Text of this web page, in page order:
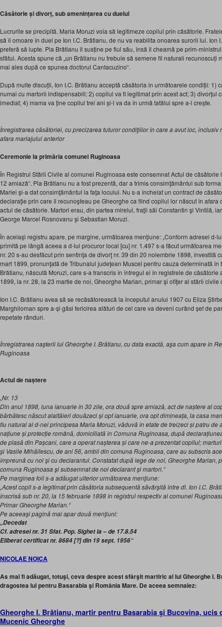
Căsătorie și divorț, sub amenințarea cu duelul
Lucrurile se precipită. Maria Moruzi voia să legitimeze copilul prin căsătorie.
să îl omoare în duel pe Ion I.C. Brătianu, de nu va reabilita onoarea surorii lui. Ion
preferă să lupte. Pia Brătianu îl susține pe fiul său, însă îl cheamă pe prim-
sfătui. Acesta spune că „un Brătianu nu trebuie să semene fii naturali recunoscuți
mai ales după ce spunea doctorul Cantacuzino“.
După multe discuții, Ion I.C. Brătianu acceptă căsătoria în următoarele condiții: 1)
numai cu martorii indispensabili; 2) copilul va fi legitimat prin acest act; 3) divorțul
imediat; 4) mama va ține copilul trei ani și-l va da în urmă tatălui spre a-l crește.
Înregistrarea căsătoriei, cu precizarea tuturor condiţiilor în care a avut loc,
afara mariajului anterior
Ceremonie la primăria comunei Ruginoasa
În Registrul Stării Civile al comunei Ruginoasa este consemnat Actul de căsătorie
12 amiază“. Pia Brătianu nu a fost prezentă, dar a trimis consimţământul sub
Mariei şi-a dat consimţământul la faţa locului. Nu s-a încheiat un contract de
declaraţie prin care îl recunoşteau pe Gheorghe ca fiind copilul lor născut în afara
actul de căsătorie. Martori erau, din partea mirelui, fraţii săi Constantin şi Vintilă,
George Marcel Rosnovanu şi Sebastian Moruzi.
În acelaşi registru apare, pe margine, următoarea menţiune: „Conform adresei d-
primită pe lângă aceea a d-lui procuror local [cu] nr. 1.497 s-a făcut următoarea
nr. 20 s-au desfăcut prin sentinţa de divorţ nr. 39 din 20 noiembrie 1898, învestită
mart 1899, pronunţată de Tribunalul judeţean Muscel pentru cauza determinată în
Brătianu, născută Moruzi, care s-a transcris în întregul ei în registrele de
1899, la nr. 28, la 23 martie de noi, Gheorghe Marian, primar şi ofiţer al stării
Ion I.C. Brătianu avea să se recăsătorească la începutul anului 1907 cu Eliza
Marghiloman spre a-și găsi fericirea alături de cel care va deveni curând șef de
repetate rânduri.
Înregistrarea naşterii lui Gheorghe I. Brătianu, cu data exactă, aşa cum apare în
Ruginoasa
Actul de naștere
„Nr. 13
Din anul 1898, luna ianuarie în 30 zile, ora două spre amiază, act de naștere al
bărbătesc născut alaltăieri douăzeci și opt ianuarie, ora opt dimineața, la casa
fiu natural al d-nei principesa Maria Moruzi, văduvă în etate de treizeci și patru de
națiune și protecție română, domiciliată în Comuna Ruginoasa, după
de plasă din Pașcani, care a operat nașterea și care ne-a prezentat copilul;
şi Vasile Mihăilescu, de ani 56, ambii din comuna Ruginoasa, care au subscris
împreună cu noi şi cu declarantul. Constatat după lege de noi, Gheorghe Marian,
comuna Ruginoasa şi subsemnat de noi declarant şi martori.“
Pe marginea foii s-a adăugat ulterior următoarea menţiune:
„Acest copil s-a legitimat prin căsătoria subsequentă săvârşită între dl. Ion I.C.
înscrisă sub nr. 20, la 15 februarie 1898 în registrul respectiv al comunei
Primar Gheorghe Marian.“
Pe aceeaşi pagină mai apar două menţiuni:
„Decedat
Cf. adresei nr. 31 Sfat. Pop. Sighet la – de 17.8.54
Eliberat certificat nr. 8684 [?] din 19 sept. 1956“
NICOLAE NOICA
As mai fi adăugat, totuşi, ceva despre acest sfârşit martiric al lui Gheorghe I.
dragostea lui pentru Basarabia şi România Mare. De aceea semnalez:
Gheorghe I. Brătianu, martir pentru Basarabia şi Bucovina, ucis
Mucenic Gheorghe